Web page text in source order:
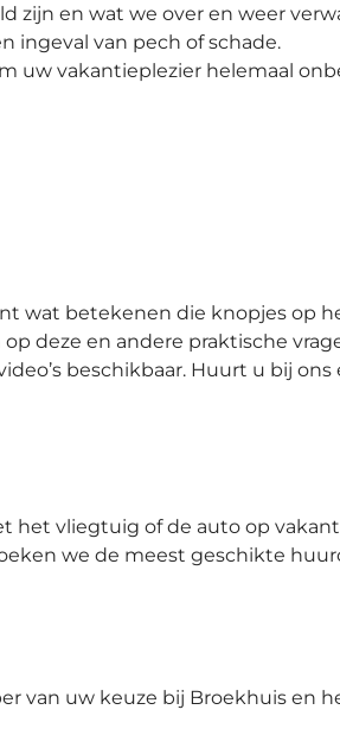
zijn en wat we over en weer
ingeval van pech of schade.
uw vakantieplezier helemaal
wat betekenen die knopjes op
deze en andere praktische
beschikbaar. Huurt u bij
vliegtuig of de auto op
we de meest geschikte
van uw keuze bij Broekhuis en